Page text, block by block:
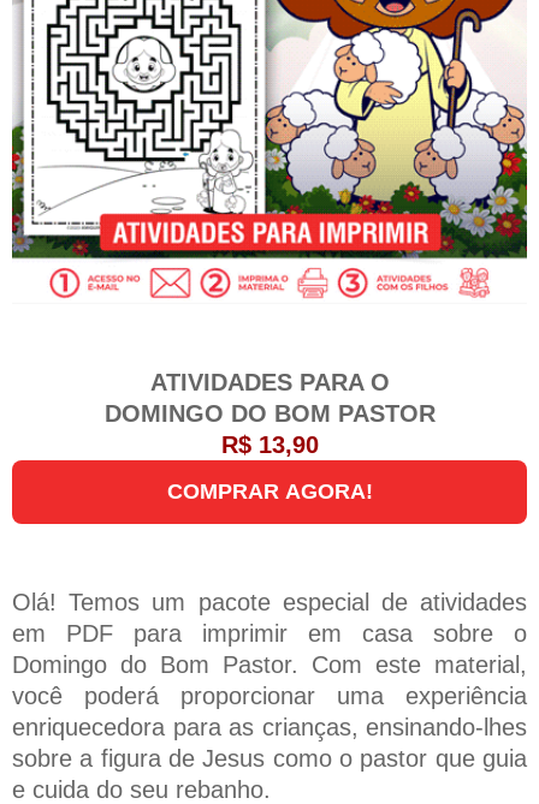
ATIVIDADES PARA O
DOMINGO DO BOM PASTOR
R$ 13,90
COMPRAR AGORA!
Olá! Temos um pacote especial de atividades
em PDF para imprimir em casa sobre o
Domingo do Bom Pastor. Com este material,
você poderá proporcionar uma experiência
enriquecedora para as crianças, ensinando-lhes
sobre a figura de Jesus como o pastor que guia
e cuida do seu rebanho.